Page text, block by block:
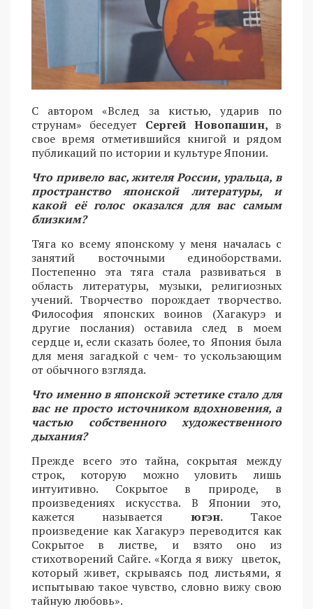
С автором «Вслед за кистью, ударив по
струнам» беседует Сергей Новопашин, в
свое время отметившийся книгой и рядом
публикаций по истории и культуре Японии.
Что привело вас, жителя России, уральца, в
пространство японской литературы, и
какой её голос оказался для вас самым
близким?
Тяга ко всему японскому у меня началась с
занятий восточными единоборствами.
Постепенно эта тяга стала развиваться в
область литературы, музыки, религиозных
учений. Творчество порождает творчество.
Философия японских воинов (Хагакурэ и
другие послания) оставила след в моем
сердце и, если сказать более, то Япония была
для меня загадкой с чем- то ускользающим
от обычного взгляда.
Что именно в японской эстетике стало для
вас не просто источником вдохновения, а
частью собственного художественного
дыхания?
Прежде всего это тайна, сокрытая между
строк, которую можно уловить лишь
интуитивно. Сокрытое в природе, в
произведениях искусства. В Японии это,
кажется называется югэн.Такое
произведение как Хагакурэ переводится как
Сокрытое в листве, и взято оно из
стихотворений Сайге. «Когда я вижу цветок,
который живет, скрываясь под листьями, я
испытываю такое чувство, словно вижу свою
тайную любовь».